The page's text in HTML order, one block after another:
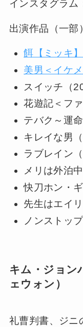
インスタグラム
出演作品（一部）
餌【ミッキ】
美男＜イケ
スイッチ（
花遊記＜フ
テバク～運
キレイな男
ラブレイン
メリは外泊
快刀ホン・
先生はエイ
ノンストッ
キム・ジョン
ェウォン）
礼曹判書、ジニ